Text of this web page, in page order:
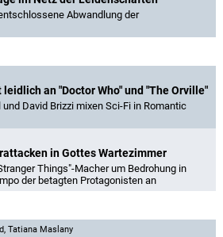
Abwandlung der
an "Doctor Who" und "The Orville"
David Brizzi mixen Sci-Fi in Romantic
in Gottes Wartezimmer
Things"-Macher um Bedrohung in
der betagten Protagonisten an
, Tatiana Maslany